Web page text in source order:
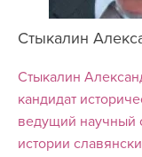
Стыкалин
Стыкалин
кандидат
ведущий научный
истории